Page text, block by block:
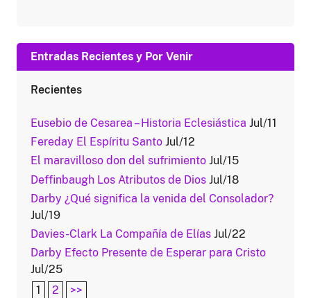
Entradas Recientes y Por Venir
Recientes
Eusebio de Cesarea – Historia Eclesiástica Jul/11
Fereday El Espíritu Santo Jul/12
El maravilloso don del sufrimiento Jul/15
Deffinbaugh Los Atributos de Dios Jul/18
Darby ¿Qué significa la venida del Consolador?
Jul/19
Davies-Clark La Compañía de Elías Jul/22
Darby Efecto Presente de Esperar para Cristo
Jul/25
1
2
>>